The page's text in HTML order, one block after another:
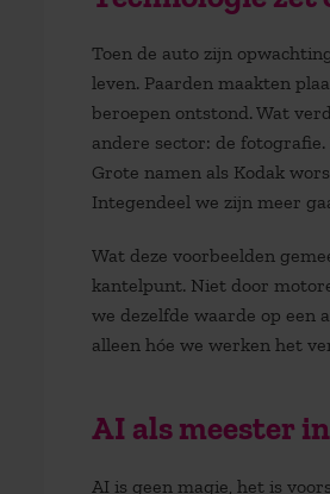
Toen de auto zijn
leven. Paarden maakten
beroepen ontstond. Wat
andere sector: de
Grote namen als Kodak
Integendeel we zijn meer
Wat deze voorbeelden
kantelpunt. Niet door
we dezelfde waarde op
alleen hóe we werken het
AI als meester
AI is geen magie, het is